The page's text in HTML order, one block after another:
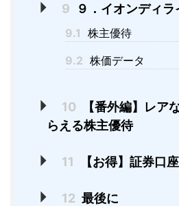
9 ９．イオンディラ
9.1 株主優待
9.2 株価データ
10
【番外編】レア
らえる株主優待
11 【お得】証券口
12 最後に